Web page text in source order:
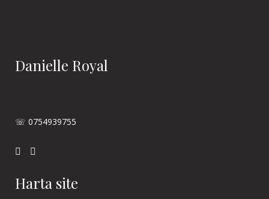
Danielle Royal
☏ 0754939755
Harta site